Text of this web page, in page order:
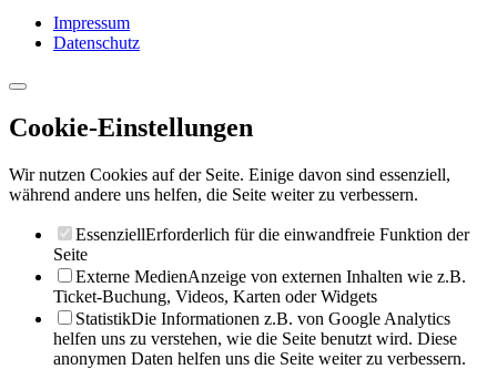
Impressum
Datenschutz
Cookie-Einstellungen
Wir nutzen Cookies auf der Seite. Einige davon sind essenziell,
während andere uns helfen, die Seite weiter zu verbessern.
EssenziellErforderlich für die einwandfreie Funktion der
Seite
Externe MedienAnzeige von externen Inhalten wie z.B.
Ticket-Buchung, Videos, Karten oder Widgets
StatistikDie Informationen z.B. von Google Analytics
helfen uns zu verstehen, wie die Seite benutzt wird. Diese
anonymen Daten helfen uns die Seite weiter zu verbessern.